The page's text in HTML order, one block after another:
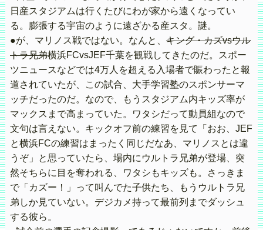
日産スタジアムは行くたびにわが家から遠くなってい
る。膨張する宇宙のように遠ざかる産スタ。謎。
●が、マリノス戦ではない。なんと、 キング・カズvsウル
トラ兄弟横浜FCvsJEF千葉を観戦してきたのだ。スポー
ツニュースなどでは4万人を超える入場者で賑わったと報
道されていたが、この試合、大手学習塾のスポンサーマ
ッチだったのだ。なので、もうスタジアム内キッズ率が
マックスまで高まっていた。ワタシだって動員組なので
文句は言えない。キックオフ前の練習を見て「おお、JEF
と横浜FCの練習はまったく同じだなあ、マリノスとは違
うぞ」と思っていたら、場内にウルトラ兄弟が登場、突
然そちらに目を奪われる、ワタシもキッズも。さっきま
で「カズー！」って叫んでた子供たち、もうウルトラ兄
弟しか見ていない。デジカメ持って最前列までダッシュ
する彼ら。